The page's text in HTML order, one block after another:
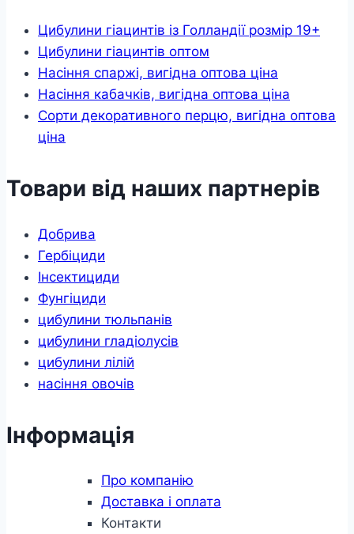
Цибулини гіацинтів із Голландії розмір 19+
Цибулини гіацинтів оптом
Насіння спаржі, вигідна оптова ціна
Насіння кабачків, вигідна оптова ціна
Сорти декоративного перцю, вигідна оптова
ціна
Товари від наших партнерів
Добрива
Гербіциди
Інсектициди
Фунгіциди
цибулини тюльпанів
цибулини гладіолусів
цибулини лілій
насіння овочів
Інформація
Про компанію
Доставка і оплата
Контакти